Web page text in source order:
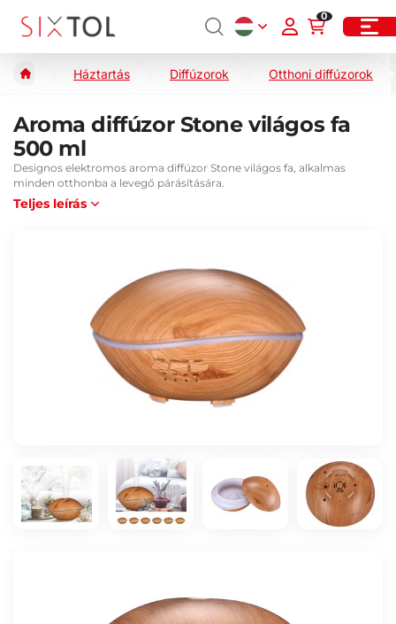
0
Háztartás Diffúzorok Otthoni diffúzorok
Aroma diffúzor Stone világos fa
500 ml
Designos elektromos aroma diffúzor Stone világos fa, alkalmas
minden otthonba a levegő párásítására.
Teljes leírás